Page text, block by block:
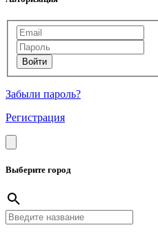
Забыли пароль?
Регистрация
Выберите город